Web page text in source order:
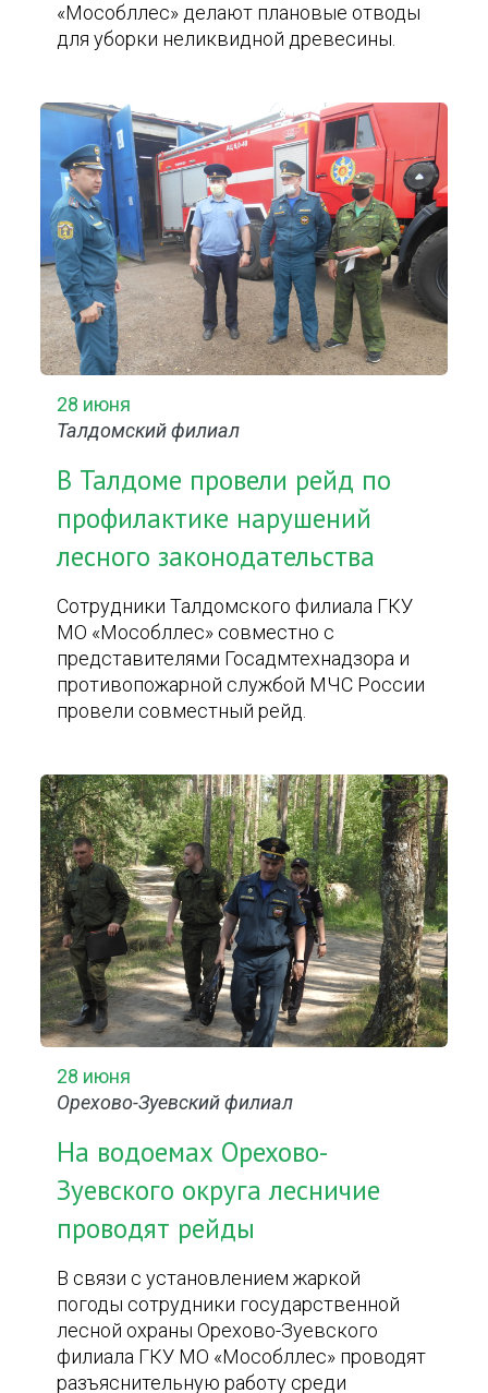
«Мособллес» делают плановые отводы
для уборки неликвидной древесины.
28 июня
Талдомский филиал
В Талдоме провели рейд по
профилактике нарушений
лесного законодательства
Сотрудники Талдомского филиала ГКУ
МО «Мособллес» совместно с
представителями Госадмтехнадзора и
противопожарной службой МЧС России
провели совместный рейд.
28 июня
Орехово-Зуевский филиал
На водоемах Орехово-
Зуевского округа лесничие
проводят рейды
В связи с установлением жаркой
погоды сотрудники государственной
лесной охраны Орехово-Зуевского
филиала ГКУ МО «Мособллес» проводят
разъяснительную работу среди